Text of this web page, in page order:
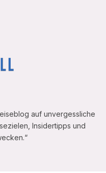
auf unvergessliche
Insidertipps und